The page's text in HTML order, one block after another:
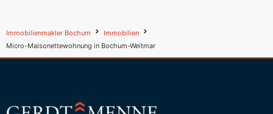
Immobilienmakler Bochum
Immobilien
Micro-Maisonettewohnung in Bochum-Weitmar